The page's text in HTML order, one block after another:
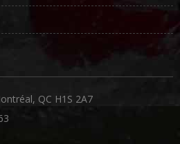
QC H1S 2A7